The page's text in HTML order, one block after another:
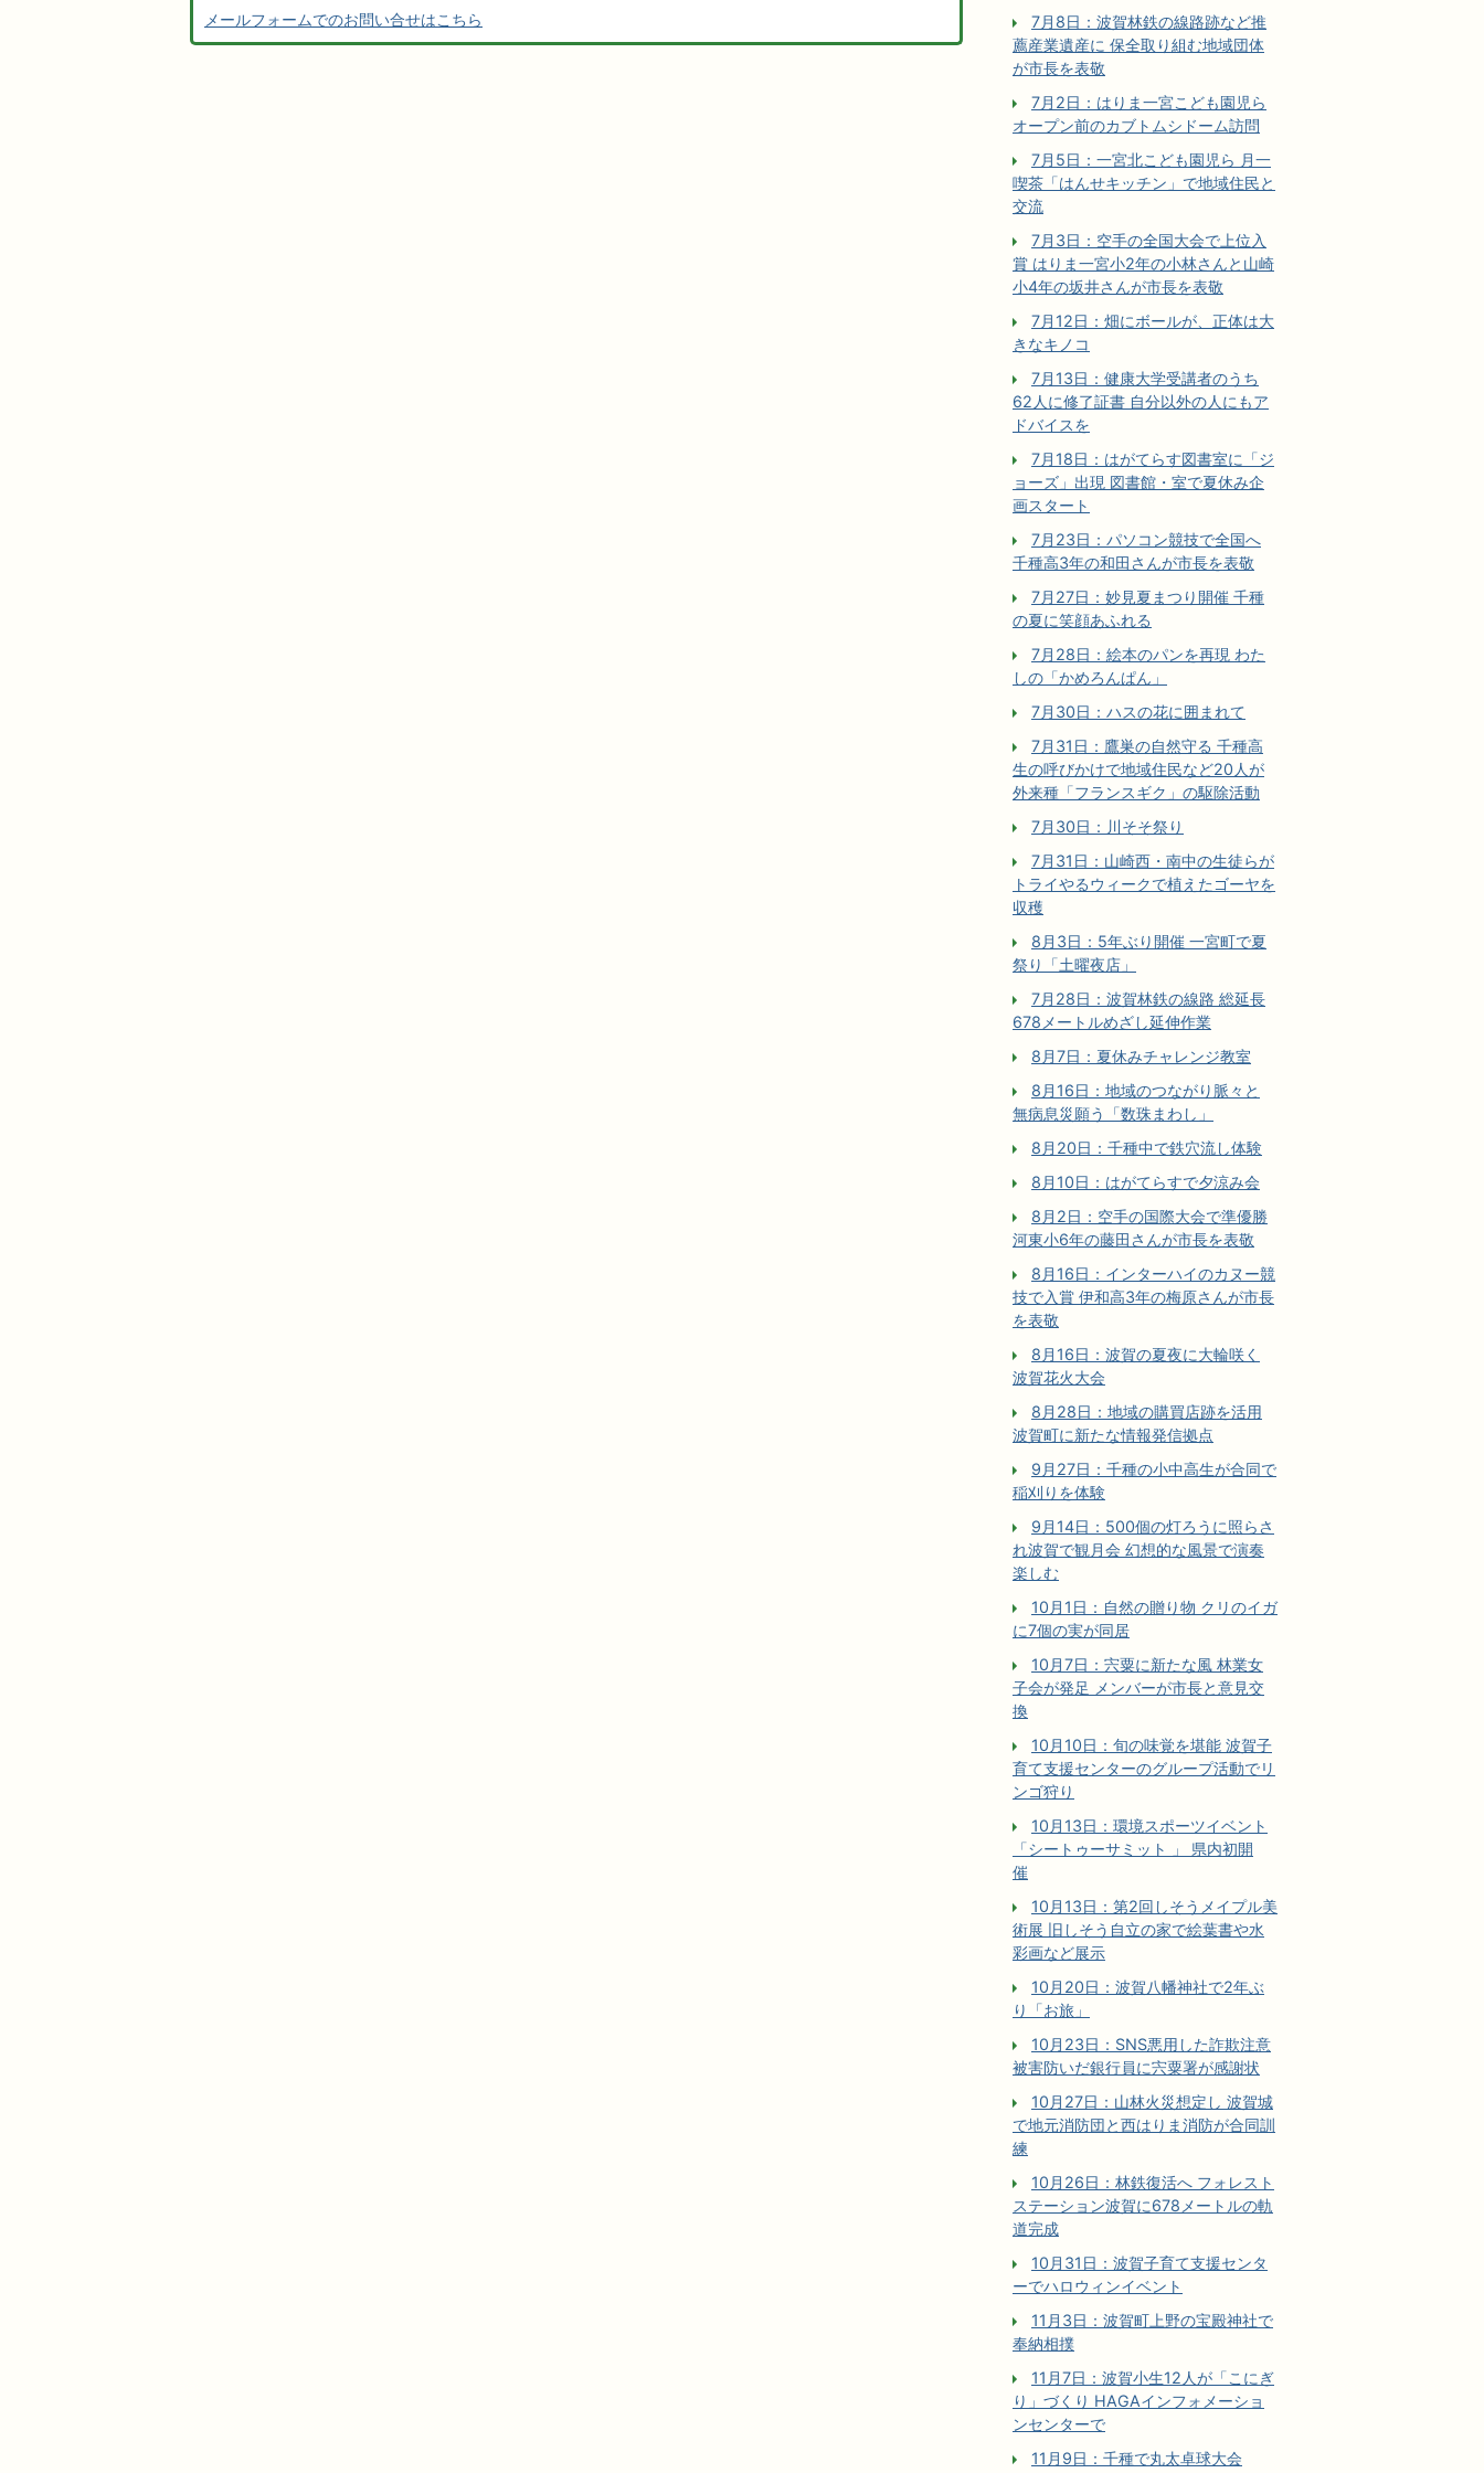
メールフォームでのお問い合せはこちら
7月8日：波賀林鉄の線路跡など推
薦産業遺産に 保全取り組む地域団体
が市長を表敬
7月2日：はりま一宮こども園児ら
オープン前のカブトムシドーム訪問
7月5日：一宮北こども園児ら 月一
喫茶「はんせキッチン」で地域住民と
交流
7月3日：空手の全国大会で上位入
賞 はりま一宮小2年の小林さんと山崎
小4年の坂井さんが市長を表敬
7月12日：畑にボールが、正体は大
きなキノコ
7月13日：健康大学受講者のうち
62人に修了証書 自分以外の人にもア
ドバイスを
7月18日：はがてらす図書室に「ジ
ョーズ」出現 図書館・室で夏休み企
画スタート
7月23日：パソコン競技で全国へ
千種高3年の和田さんが市長を表敬
7月27日：妙見夏まつり開催 千種
の夏に笑顔あふれる
7月28日：絵本のパンを再現 わた
しの「かめろんぱん」
7月30日：ハスの花に囲まれて
7月31日：鷹巣の自然守る 千種高
生の呼びかけで地域住民など20人が
外来種「フランスギク」の駆除活動
7月30日：川そそ祭り
7月31日：山崎西・南中の生徒らが
トライやるウィークで植えたゴーヤを
収穫
8月3日：5年ぶり開催 一宮町で夏
祭り「土曜夜店」
7月28日：波賀林鉄の線路 総延長
678メートルめざし延伸作業
8月7日：夏休みチャレンジ教室
8月16日：地域のつながり脈々と
無病息災願う「数珠まわし」
8月20日：千種中で鉄穴流し体験
8月10日：はがてらすで夕涼み会
8月2日：空手の国際大会で準優勝
河東小6年の藤田さんが市長を表敬
8月16日：インターハイのカヌー競
技で入賞 伊和高3年の梅原さんが市長
を表敬
8月16日：波賀の夏夜に大輪咲く
波賀花火大会
8月28日：地域の購買店跡を活用
波賀町に新たな情報発信拠点
9月27日：千種の小中高生が合同で
稲刈りを体験
9月14日：500個の灯ろうに照らさ
れ波賀で観月会 幻想的な風景で演奏
楽しむ
10月1日：自然の贈り物 クリのイガ
に7個の実が同居
10月7日：宍粟に新たな風 林業女
子会が発足 メンバーが市長と意見交
換
10月10日：旬の味覚を堪能 波賀子
育て支援センターのグループ活動でリ
ンゴ狩り
10月13日：環境スポーツイベント
「シートゥーサミット 」 県内初開
催
10月13日：第2回しそうメイプル美
術展 旧しそう自立の家で絵葉書や水
彩画など展示
10月20日：波賀八幡神社で2年ぶ
り「お旅」
10月23日：SNS悪用した詐欺注意
被害防いだ銀行員に宍粟署が感謝状
10月27日：山林火災想定し 波賀城
で地元消防団と西はりま消防が合同訓
練
10月26日：林鉄復活へ フォレスト
ステーション波賀に678メートルの軌
道完成
10月31日：波賀子育て支援センタ
ーでハロウィンイベント
11月3日：波賀町上野の宝殿神社で
奉納相撲
11月7日：波賀小生12人が「こにぎ
り」づくり HAGAインフォメーショ
ンセンターで
11月9日：千種で丸太卓球大会